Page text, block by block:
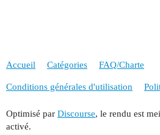
Accueil Catégories FAQ/Charte
Conditions générales d'utilisation
Optimisé par Discourse, le rendu est
activé.